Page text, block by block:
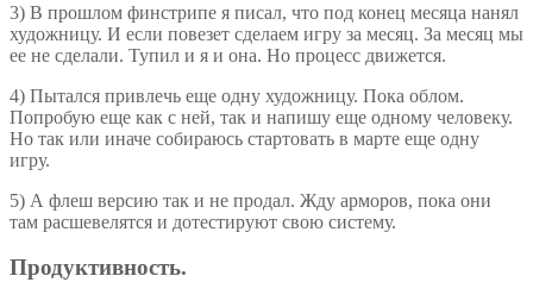
3) В прошлом финстрипе я писал, что под конец месяца нанял
художницу. И если повезет сделаем игру за месяц. За месяц мы
ее не сделали. Тупил и я и она. Но процесс движется.
4) Пытался привлечь еще одну художницу. Пока облом.
Попробую еще как с ней, так и напишу еще одному человеку.
Но так или иначе собираюсь стартовать в марте еще одну
игру.
5) А флеш версию так и не продал. Жду арморов, пока они
там расшевелятся и дотестируют свою систему.
Продуктивность.